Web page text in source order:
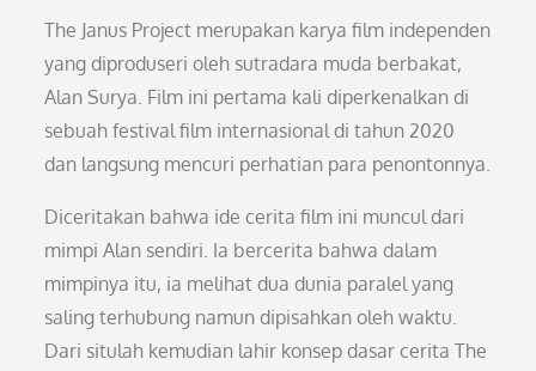
The Janus Project merupakan karya film independen
yang diproduseri oleh sutradara muda berbakat,
Alan Surya. Film ini pertama kali diperkenalkan di
sebuah festival film internasional di tahun 2020
dan langsung mencuri perhatian para penontonnya.
Diceritakan bahwa ide cerita film ini muncul dari
mimpi Alan sendiri. Ia bercerita bahwa dalam
mimpinya itu, ia melihat dua dunia paralel yang
saling terhubung namun dipisahkan oleh waktu.
Dari situlah kemudian lahir konsep dasar cerita The